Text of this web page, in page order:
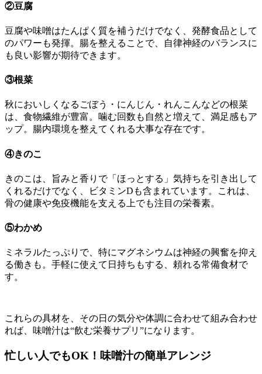
②豆腐
豆腐や味噌はたんぱく質を補うだけでなく、発酵食品として
のパワーも発揮。腸を整えることで、自律神経のバランスに
も良い影響が期待できます。
③根菜
秋においしくなるごぼう・にんじん・れんこんなどの根菜
は、食物繊維が豊富。噛む回数も自然と増えて、満足感もア
ップ。腸内環境を整えてくれる大事な存在です。
④きのこ
きのこは、旨みと香りで「ほっとする」気持ちを引き出して
くれるだけでなく、ビタミンDも含まれています。これは、
骨の健康や免疫機能を支える上でも注目の栄養素。
⑤わかめ
ミネラルたっぷりで、特にマグネシウムは神経の興奮を抑え
る働きも。手軽に使えて日持ちもする、頼れる常備食材で
す。
これらの具材を、その日の気分や体調に合わせて組み合わせ
れば、味噌汁は“飲む栄養サプリ”になります。
忙しい人でもOK！味噌汁の簡単アレンジ